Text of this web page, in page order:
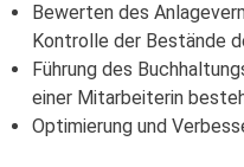
Bewerten des
Kontrolle der Bestände
Führung des
einer Mitarbeiterin
Optimierung und